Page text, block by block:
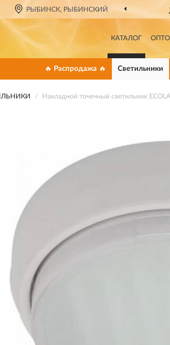
РЫБИНСК, РЫБИНСКИЙ
КАТАЛОГ
🔥 Распродажа 🔥 Светильники
Накладной точечный светильник